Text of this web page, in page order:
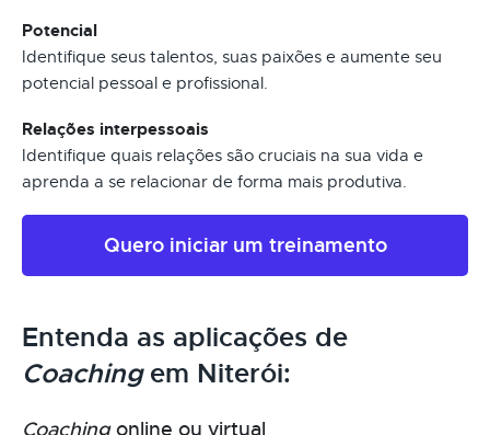
Potencial
Identifique seus talentos, suas paixões e aumente seu
potencial pessoal e profissional.
Relações interpessoais
Identifique quais relações são cruciais na sua vida e
aprenda a se relacionar de forma mais produtiva.
Quero iniciar um treinamento
Entenda as aplicações de
Coachingem Niterói:
Coachingonline ou virtual